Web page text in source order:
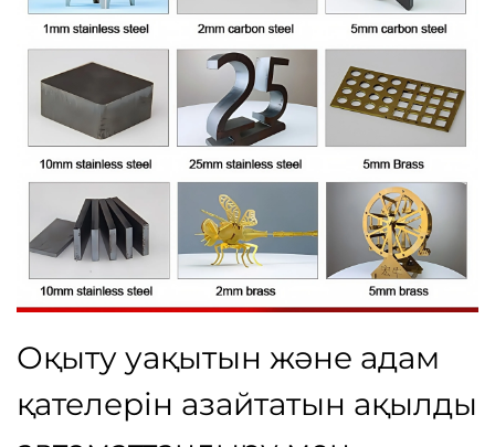
Оқыту уақытын және адам
қателерін азайтатын ақылды